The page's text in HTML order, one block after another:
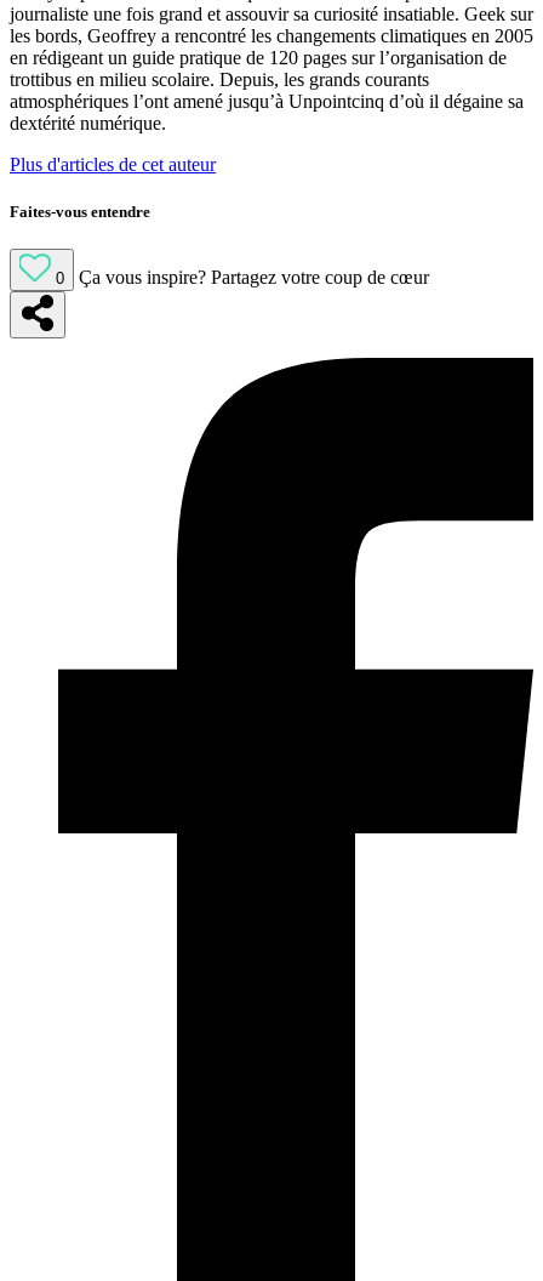
journaliste une fois grand et assouvir sa curiosité insatiable. Geek sur
les bords, Geoffrey a rencontré les changements climatiques en 2005
en rédigeant un guide pratique de 120 pages sur l’organisation de
trottibus en milieu scolaire. Depuis, les grands courants
atmosphériques l’ont amené jusqu’à Unpointcinq d’où il dégaine sa
dextérité numérique.
Plus d'articles de cet auteur
Faites-vous entendre
0 Ça vous inspire? Partagez votre coup de cœur